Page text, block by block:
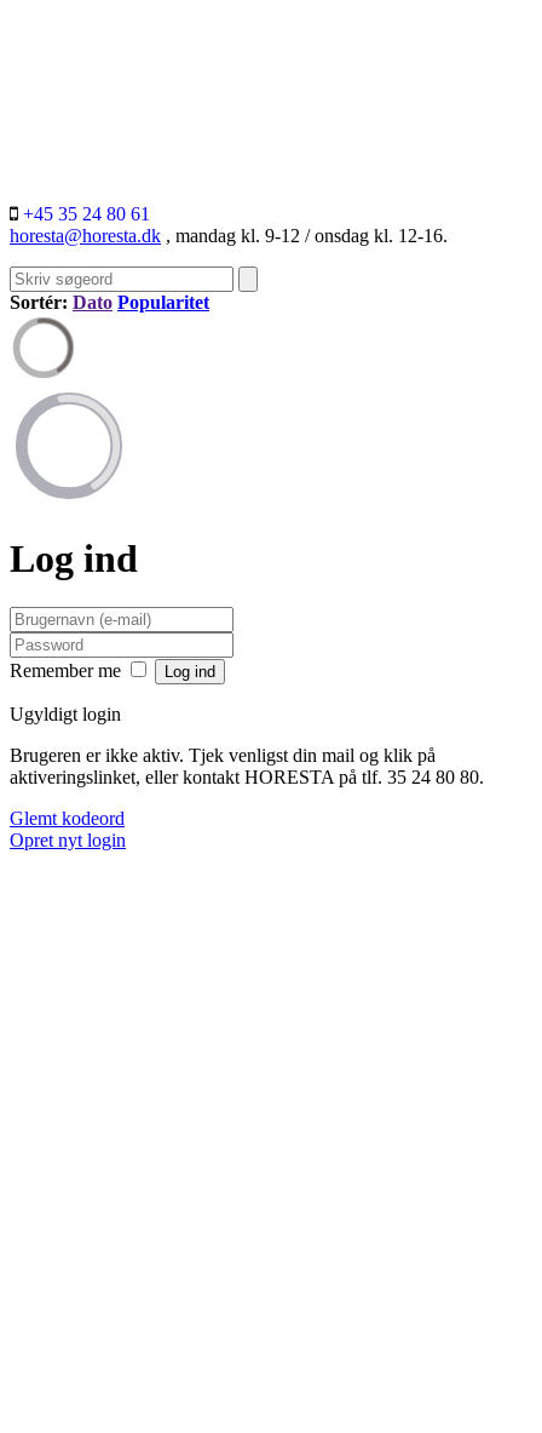
+45 35 24 80 61
horesta@horesta.dk , mandag kl. 9-12 / onsdag kl. 12-16.
Sortér: Dato Popularitet
Log ind
Remember me
Ugyldigt login
Brugeren er ikke aktiv. Tjek venligst din mail og klik på
aktiveringslinket, eller kontakt HORESTA på tlf. 35 24 80 80.
Glemt kodeord
Opret nyt login